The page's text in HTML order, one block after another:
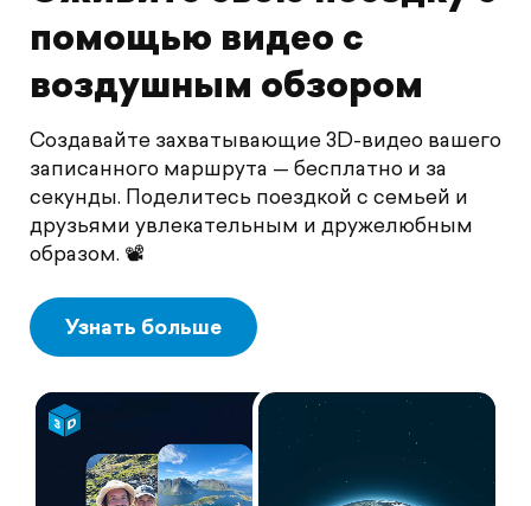
помощью видео с
воздушным обзором
Создавайте захватывающие 3D-видео вашего
записанного маршрута — бесплатно и за
секунды. Поделитесь поездкой с семьей и
друзьями увлекательным и дружелюбным
образом. 📽️
Узнать больше